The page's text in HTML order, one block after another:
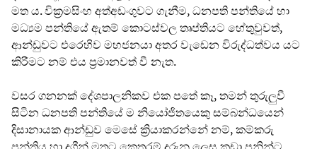
මත ය. වික්‍රමසිංහ අත්අඩංගුවට ගැනීම, ධනපති පන්තියේ හා
මධ්‍යම පන්තියේ ඇතම් කොටස්වල තෘප්තියට හේතුවුවත්,
ආන්ඩුවට එරෙහිව මහජනයා අතර වැඩෙන විරුද්ධත්වය යට
කිරීමට නම් එය ප්‍රමානවත් වී නැත.
වසර ගනනක් දේශපාලනිකව එක පතේ කෑ, තමන් තුරුලුවී
සිටින ධනපති පන්තියේ ම නියෝජිතයෙකු සම්බන්ධයෙන්
දිසානායක ආන්ඩුව මෙසේ ක්‍රියාකරන්නේ නම්, කම්කරු